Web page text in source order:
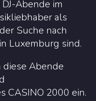
Abende im
als
Suche nach
Luxemburg sind.
diese Abende
CASINO 2000 ein.